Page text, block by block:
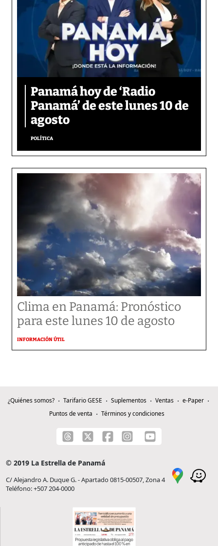
Panamá hoy de ‘Radio
Panamá’ de este lunes 10 de
agosto
POLÍTICA
Clima en Panamá: Pronóstico
para este lunes 10 de agosto
INFORMACIÓN ÚTIL
¿Quiénes somos? Tarifario GESE Suplementos Ventas
e-Paper
Puntos de venta
Términos y condiciones
© 2019 La Estrella de Panamá
C/ Alejandro A. Duque G. - Apartado 0815-00507, Zona 4
Teléfono: +507 204-0000